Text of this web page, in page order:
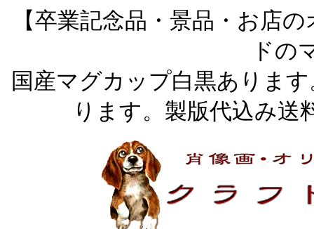
【卒業記念品・景品・お店
ドの
国産マグカップ白黒ありま
ります。製版代込み送